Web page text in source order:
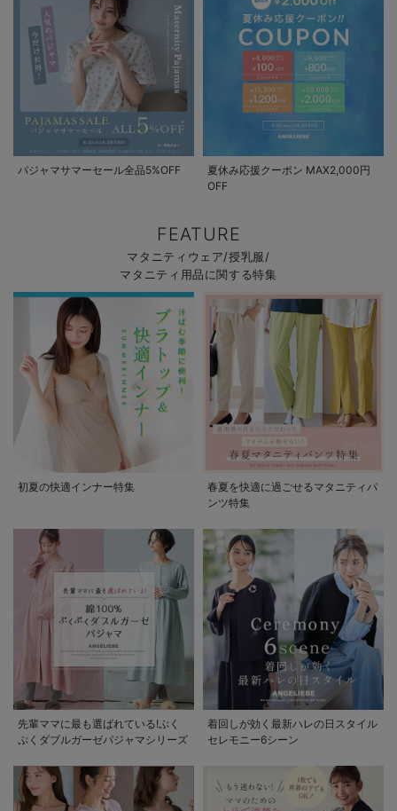
パジャマサマーセール全品5%OFF
夏休み応援クーポン MAX2,000円
OFF
FEATURE
マタニティウェア/授乳服/
マタニティ用品に関する特集
初夏の快適インナー特集
春夏を快適に過ごせるマタニティパ
ンツ特集
先輩ママに最も選ばれている!ぷく
ぷくダブルガーゼパジャマシリーズ
着回しが効く最新ハレの日スタイル
セレモニー6シーン